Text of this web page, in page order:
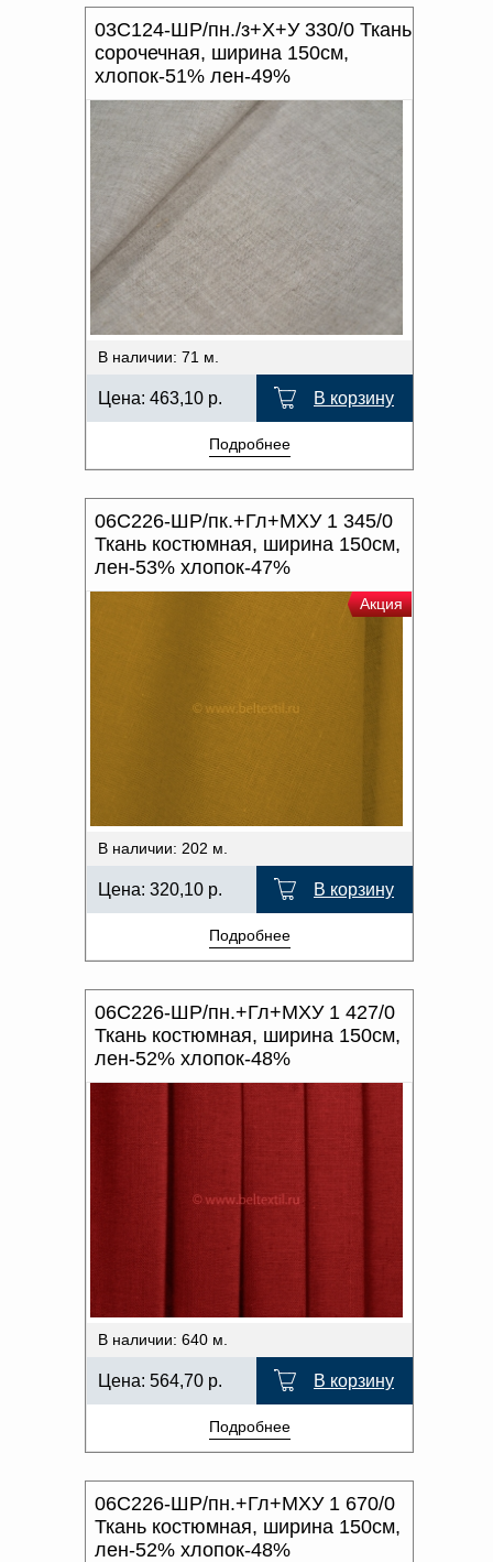
03С124-ШР/пн./з+Х+У 330/0 Ткань
сорочечная, ширина 150см,
хлопок-51% лен-49%
В наличии: 71 м.
Цена: 463,10 р. В корзину
Подробнее
06С226-ШР/пк.+Гл+МХУ 1 345/0
Ткань костюмная, ширина 150см,
лен-53% хлопок-47%
Акция
В наличии: 202 м.
Цена: 320,10 р. В корзину
Подробнее
06С226-ШР/пн.+Гл+МХУ 1 427/0
Ткань костюмная, ширина 150см,
лен-52% хлопок-48%
В наличии: 640 м.
Цена: 564,70 р. В корзину
Подробнее
06С226-ШР/пн.+Гл+МХУ 1 670/0
Ткань костюмная, ширина 150см,
лен-52% хлопок-48%